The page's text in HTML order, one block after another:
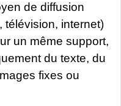
de diffusion
télévision, internet)
un même support,
du texte, du
fixes ou